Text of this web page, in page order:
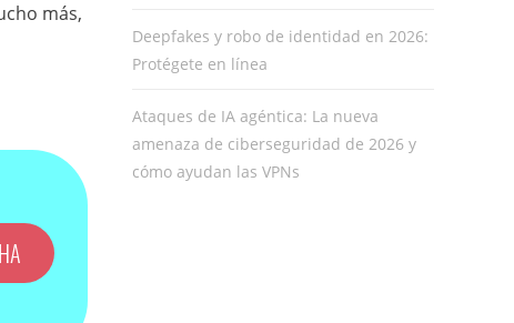
más,
Deepfakes y robo de identidad en 2026:
Protégete en línea
Ataques de IA agéntica: La nueva
amenaza de ciberseguridad de 2026 y
cómo ayudan las VPNs